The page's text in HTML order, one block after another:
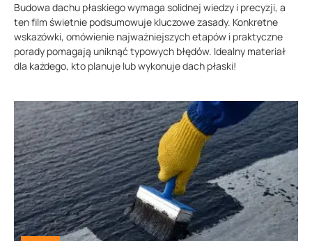
Budowa dachu płaskiego wymaga solidnej wiedzy i precyzji, a
ten film świetnie podsumowuje kluczowe zasady. Konkretne
wskazówki, omówienie najważniejszych etapów i praktyczne
porady pomagają uniknąć typowych błędów. Idealny materiał
dla każdego, kto planuje lub wykonuje dach płaski!